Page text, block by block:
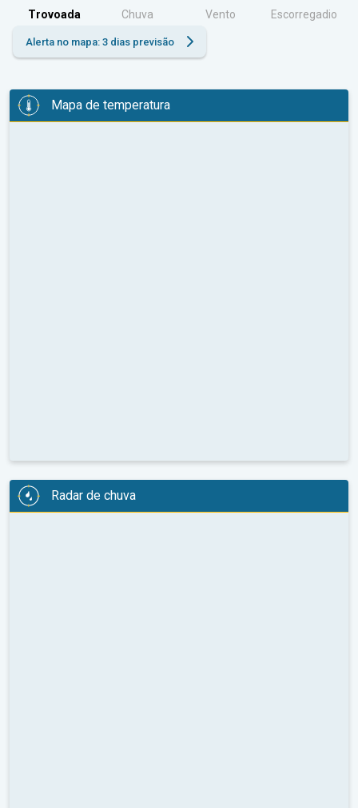
Trovoada Chuva Vento Escorregadio
Alerta no mapa: 3 dias previsão
Mapa de temperatura
Radar de chuva